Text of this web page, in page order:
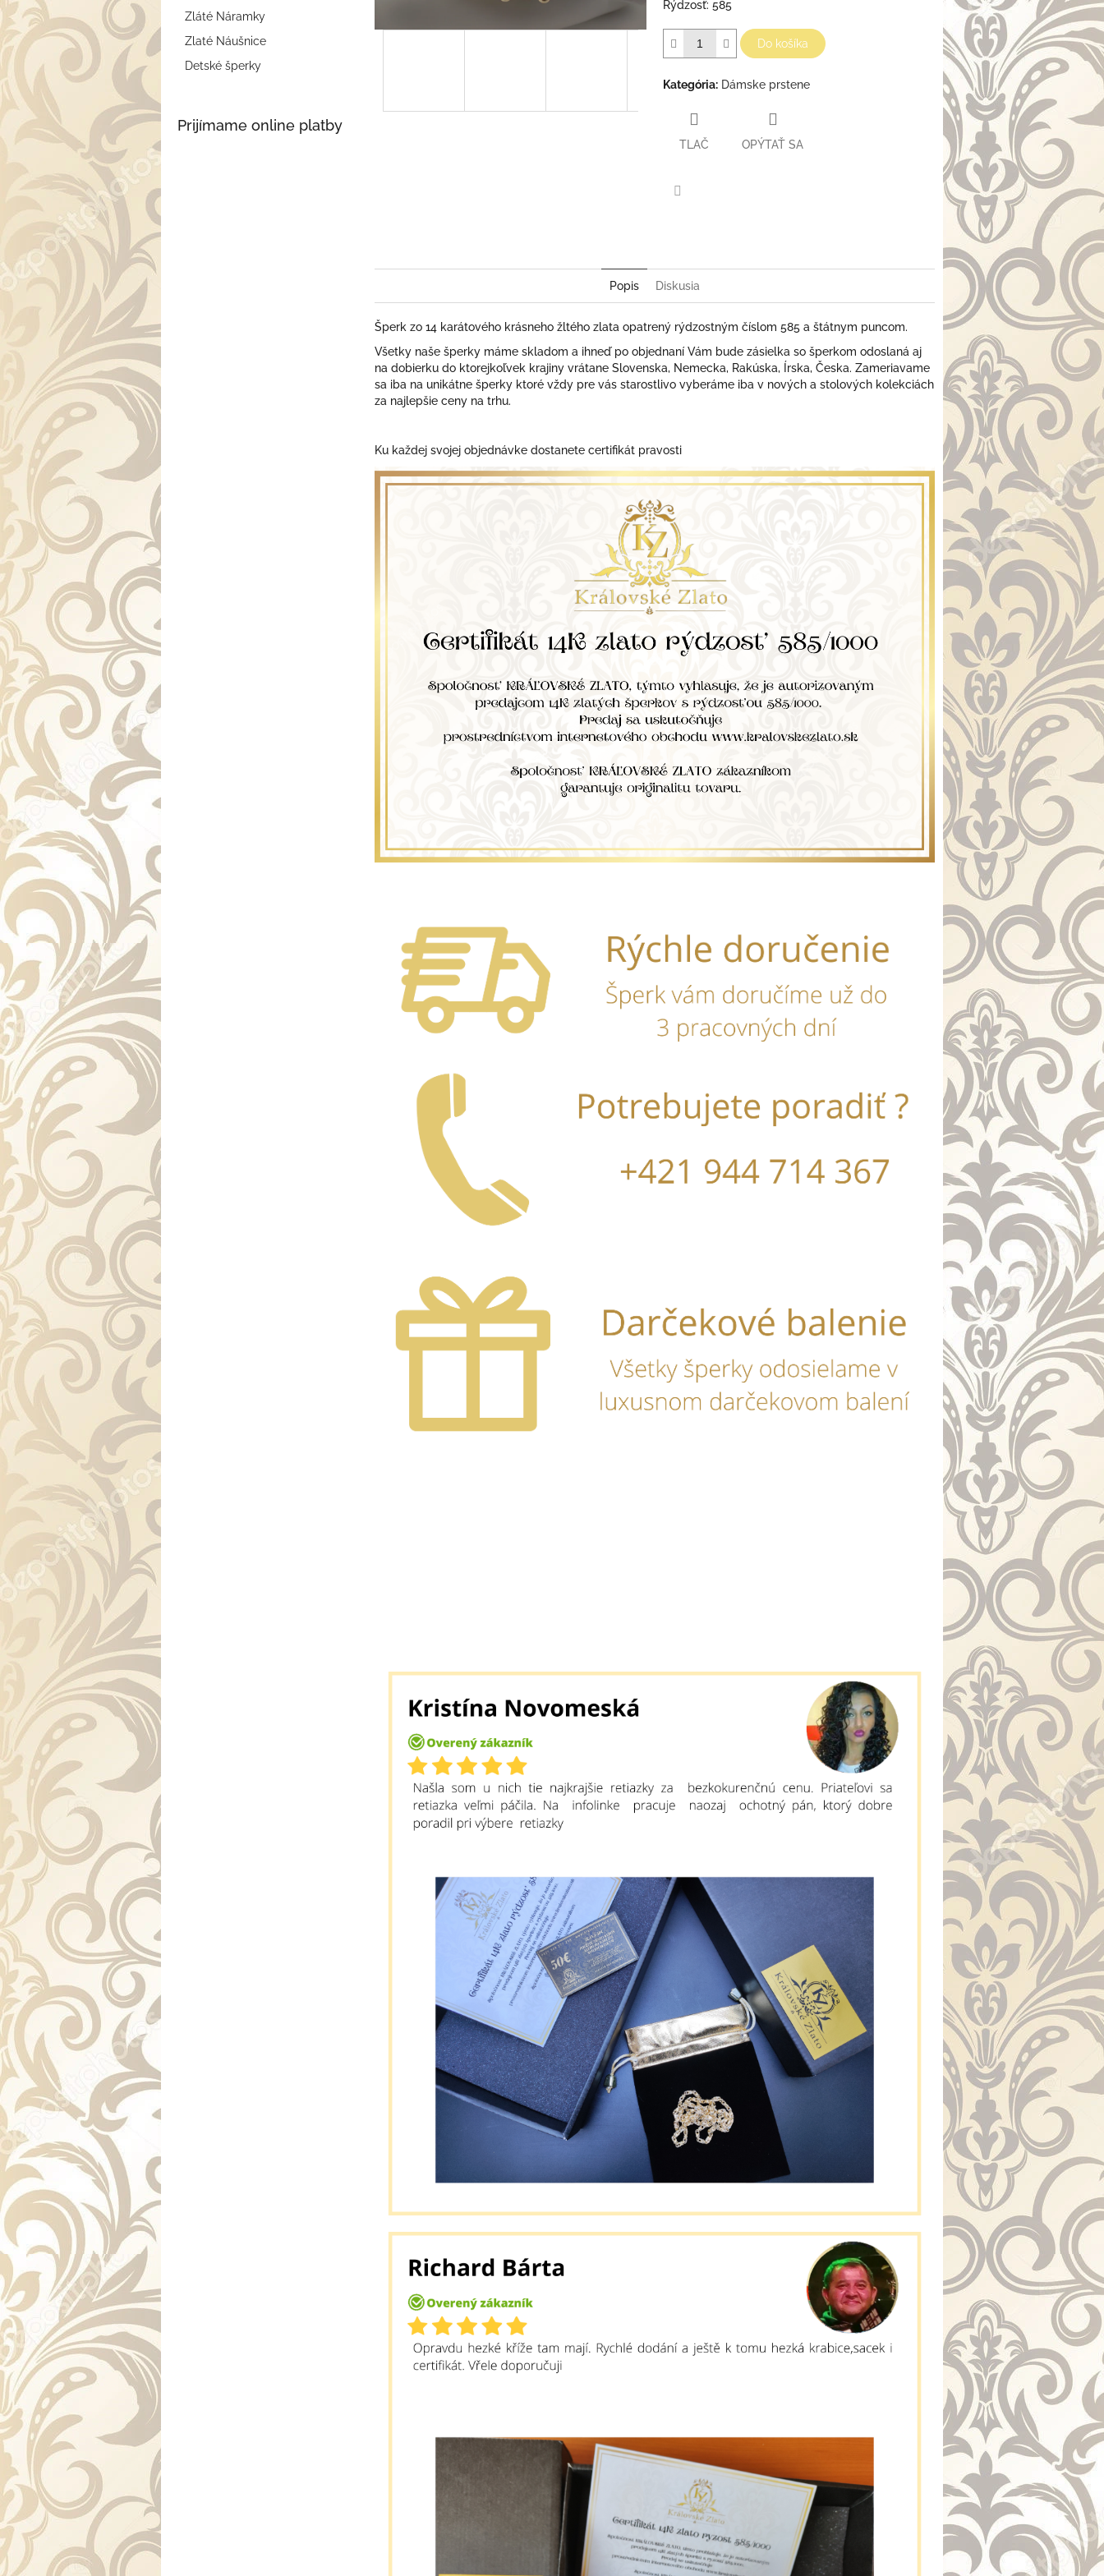
Zláté Náramky
Zlaté Náušnice
Detské šperky
Prijímame online platby
Rýdzosť: 585
Do košíka
Kategória: Dámske prstene
TLAČ OPÝTAŤ SA
Popis Diskusia
Šperk zo 14 karátového krásneho žltého zlata opatrený rýdzostným číslom 585 a štátnym puncom.
Všetky naše šperky máme skladom a ihneď po objednaní Vám bude zásielka so šperkom odoslaná aj
na dobierku do ktorejkoľvek krajiny vrátane Slovenska, Nemecka, Rakúska, Írska, Česka. Zameriavame
sa iba na unikátne šperky ktoré vždy pre vás starostlivo vyberáme iba v nových a stolových kolekciách
za najlepšie ceny na trhu.
Ku každej svojej objednávke dostanete certifikát pravosti